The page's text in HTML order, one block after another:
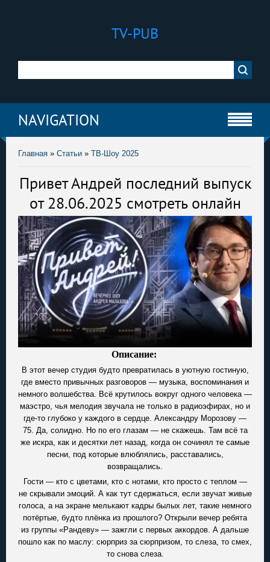
TV-PUB
NAVIGATION
Главная » Статьи » ТВ-Шоу 2025
Привет Андрей последний выпуск
от 28.06.2025 смотреть онлайн
Описание:
В этот вечер студия будто превратилась в уютную гостиную,
где вместо привычных разговоров — музыка, воспоминания и
немного волшебства. Всё крутилось вокруг одного человека —
маэстро, чья мелодия звучала не только в радиоэфирах, но и
где-то глубоко у каждого в сердце. Александру Морозову —
75. Да, солидно. Но по его глазам — не скажешь. Там всё та
же искра, как и десятки лет назад, когда он сочинял те самые
песни, под которые влюблялись, расставались,
возвращались.
Гости — кто с цветами, кто с нотами, кто просто с теплом —
не скрывали эмоций. А как тут сдержаться, если звучат живые
голоса, а на экране мелькают кадры былых лет, такие немного
потёртые, будто плёнка из прошлого? Открыли вечер ребята
из группы «Рандеву» — зажгли с первых аккордов. А дальше
пошло как по маслу: сюрприз за сюрпризом, то слеза, то смех,
то снова слеза.